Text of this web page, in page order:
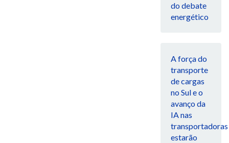
do debate
energético
A força do
transporte
de cargas
no Sul e o
avanço da
IA nas
transportadoras
estarão